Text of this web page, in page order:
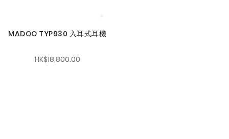
MADOO TYP930 入耳式耳機
HK$18,800.00